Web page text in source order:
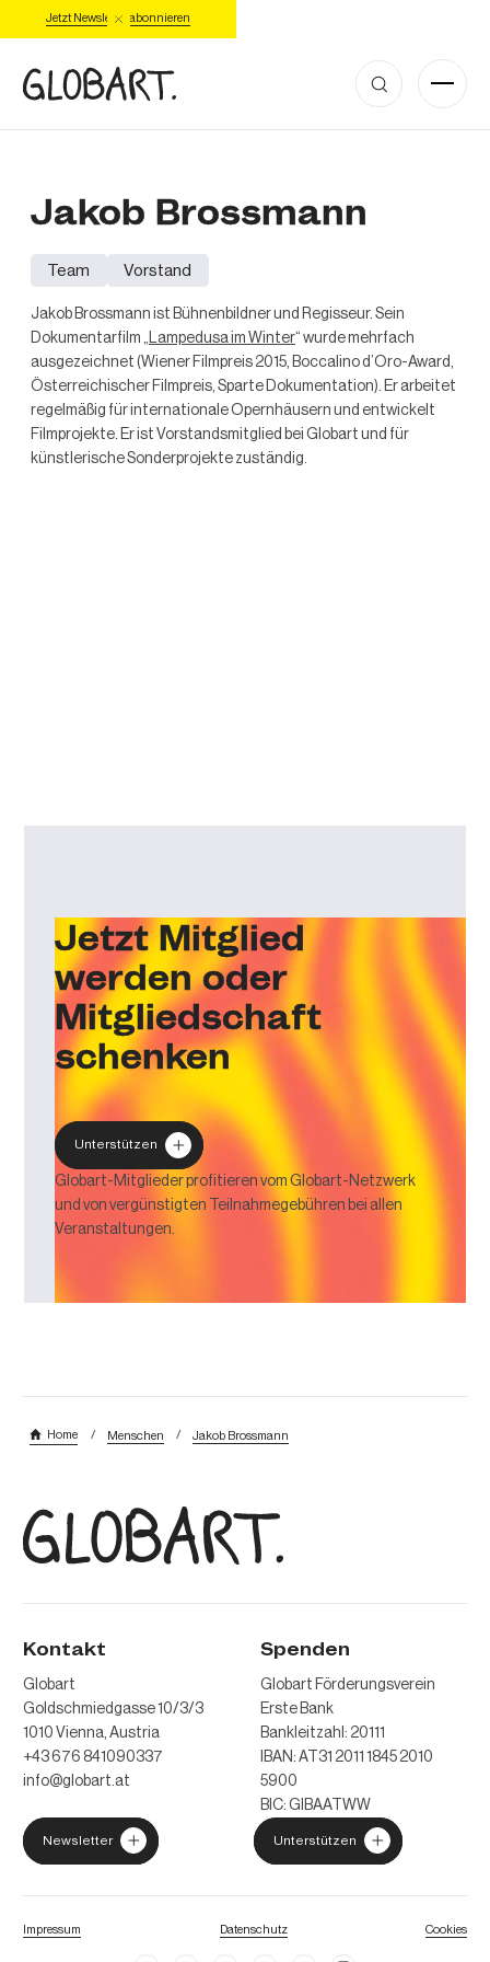
Jetzt Newsletter abonnieren
Jakob Brossmann
Team Vorstand
Jakob Brossmann ist Bühnenbildner und Regisseur. Sein
Dokumentarfilm „ Lampedusa im Winter“ wurde mehrfach
ausgezeichnet (Wiener Filmpreis 2015, Boccalino d’Oro-Award,
Österreichischer Filmpreis, Sparte Dokumentation). Er arbeitet
regelmäßig für internationale Opernhäusern und entwickelt
Filmprojekte. Er ist Vorstandsmitglied bei Globart und für
künstlerische Sonderprojekte zuständig.
Jetzt Mitglied
werden oder
Mitgliedschaft
schenken
Unterstützen
Globart-Mitglieder profitieren vom Globart-Netzwerk
und von vergünstigten Teilnahmegebühren bei allen
Veranstaltungen.
Home / Menschen / Jakob Brossmann
Kontakt
Globart
Goldschmiedgasse 10/3/3
1010 Vienna, Austria
+43 676 841090337
info@globart.at
Spenden
Globart Förderungsverein
Erste Bank
Bankleitzahl: 20111
IBAN: AT31 2011 1845 2010
5900
BIC: GIBAATWW
Newsletter Unterstützen
Impressum Datenschutz Cookies